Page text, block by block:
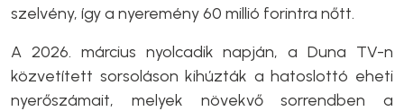
szelvény, így a nyeremény 60 millió forintra nőtt.
A 2026. március nyolcadik napján, a Duna TV-n
közvetített sorsoláson kihúzták a hatoslottó eheti
nyerőszámait, melyek növekvő sorrendben a